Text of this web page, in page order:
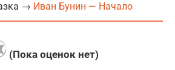
→ Иван Бунин — Начало
(Пока оценок нет)